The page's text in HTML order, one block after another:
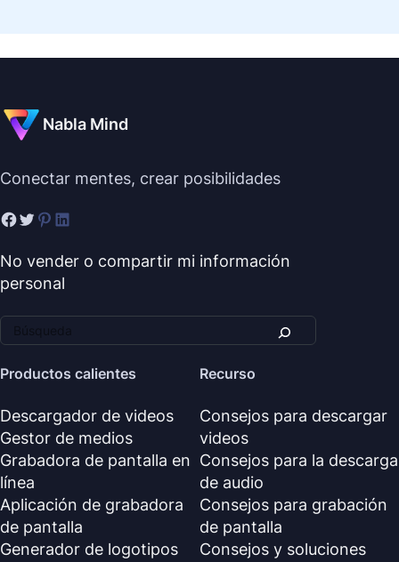
Nabla Mind
Conectar mentes, crear posibilidades
No vender o compartir mi información
personal
Productos calientes
Descargador de videos
Gestor de medios
Grabadora de pantalla en
línea
Aplicación de grabadora
de pantalla
Generador de logotipos
Recurso
Consejos para descargar
videos
Consejos para la descarga
de audio
Consejos para grabación
de pantalla
Consejos y soluciones